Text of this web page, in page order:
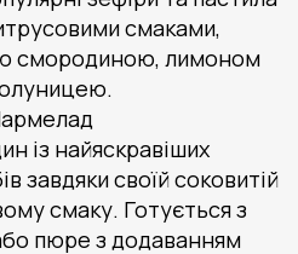
смаками,
смородиною, лимоном
із найяскравіших
завдяки своїй соковитій
смаку. Готується з
пюре з додаванням